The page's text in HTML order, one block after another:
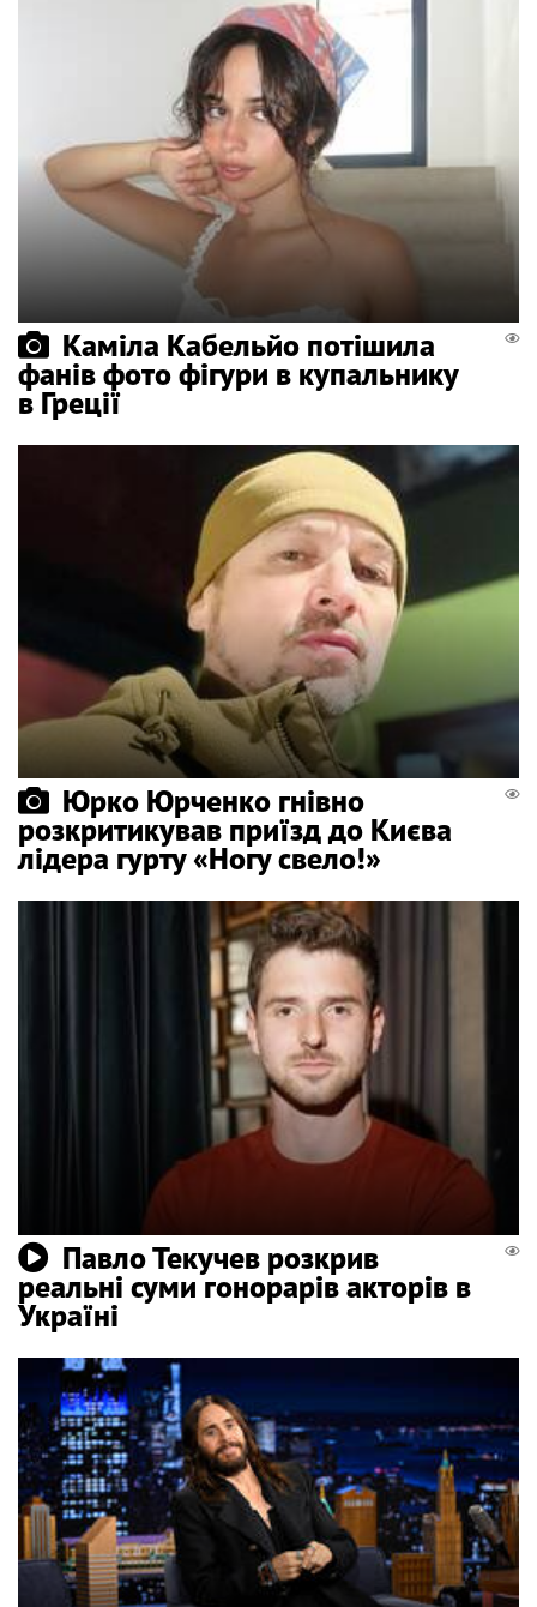
Каміла Кабельйо потішила
фанів фото фігури в купальнику
в Греції
Юрко Юрченко гнівно
розкритикував приїзд до Києва
лідера гурту «Ногу свело!»
Павло Текучев розкрив
реальні суми гонорарів акторів в
Україні